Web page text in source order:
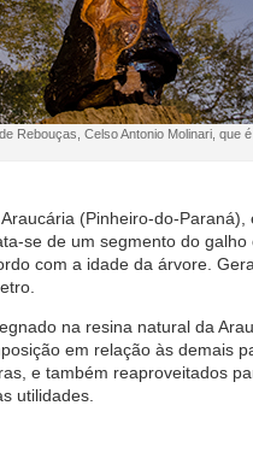
Rebouças, Celso Antonio Molinari, que
(Pinheiro-do-
se de um segmento do
com a idade da árvore.
na resina natural da
em relação às demais
e também reaproveitados
utilidades.